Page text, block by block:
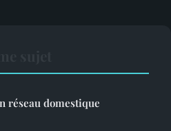
réseau domestique